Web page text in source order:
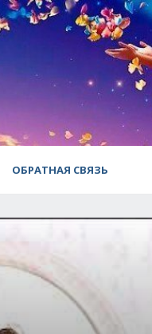
ОБРАТНАЯ СВЯЗЬ